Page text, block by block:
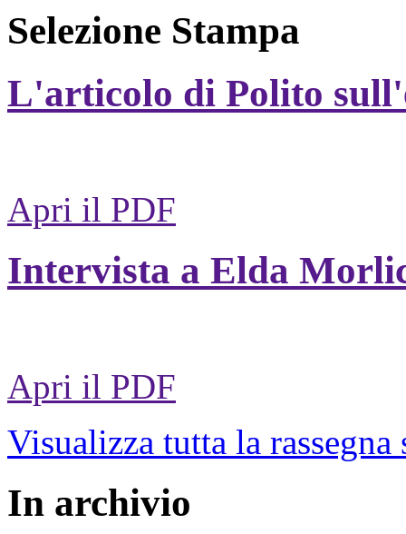
Selezione Stampa
L'articolo di Polito
Apri il PDF
Intervista a Elda
Apri il PDF
Visualizza tutta la rassegna
In archivio